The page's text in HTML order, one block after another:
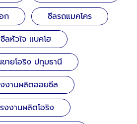
ก
ซีลรถแมคโคร
ซีลหัวใจ แบคโฮ
ขายโอริง ปทุมธานี
งงานผลิตออยซีล
งงานผลิตโอริง